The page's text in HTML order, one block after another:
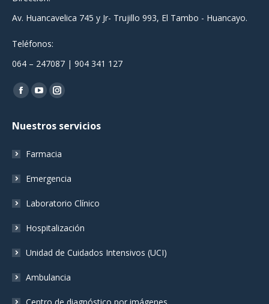
Av. Huancavelica 745 y Jr- Trujillo 993, El Tambo - Huancayo.
Teléfonos:
064 – 247087 | 904 341 127
Encuéntranos en:
Facebook
opens
new
window
YouTube
opens
new
window
Instagram
opens
new
window
Nuestros servicios
Farmacia
Emergencia
Laboratorio Clínico
Hospitalización
Unidad de Cuidados Intensivos (UCI)
Ambulancia